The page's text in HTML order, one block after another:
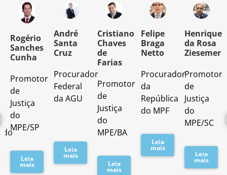
Rogério
Sanches
Cunha
Promotor
de
Justiça
do
MPE/SP
Leia
mais
André
Santa
Cruz
Procurador
Federal
da AGU
Leia
mais
Cristiano
Chaves
de
Farias
Promotor
de
Justiça
do
MPE/BA
Leia
mais
Felipe
Braga
Netto
Procurador
da
República
do MPF
Leia
mais
Henrique
da Rosa
Ziesemer
Promotor
de
Justiça
do
MPE/SC
Leia
mais